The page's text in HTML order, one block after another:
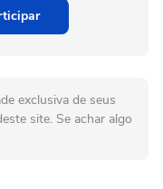
exclusiva de seus
site. Se achar algo